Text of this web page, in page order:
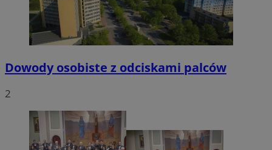
Dowody osobiste z odciskami palców
2